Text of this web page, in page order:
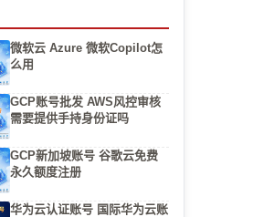
微软云 Azure 微软Copilot怎
么用
GCP账号批发 AWS风控审核
需要提供手持身份证吗
GCP新加坡账号 谷歌云免费
永久额度注册
华为云认证账号 国际华为云账